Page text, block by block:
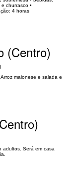
churrasco •
4 horas
(Centro)
maionese e salada e
adultos. Será em casa